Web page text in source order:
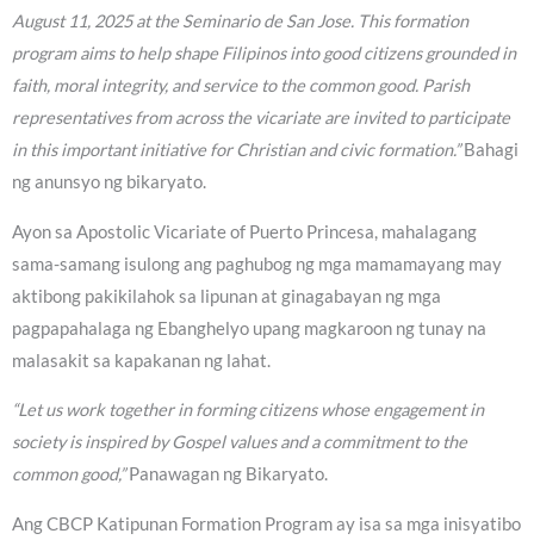
August 11, 2025 at the Seminario de San Jose. This formation
program aims to help shape Filipinos into good citizens grounded in
faith, moral integrity, and service to the common good. Parish
representatives from across the vicariate are invited to participate
in this important initiative for Christian and civic formation.”Bahagi
ng anunsyo ng bikaryato.
Ayon sa Apostolic Vicariate of Puerto Princesa, mahalagang
sama-samang isulong ang paghubog ng mga mamamayang may
aktibong pakikilahok sa lipunan at ginagabayan ng mga
pagpapahalaga ng Ebanghelyo upang magkaroon ng tunay na
malasakit sa kapakanan ng lahat.
“Let us work together in forming citizens whose engagement in
society is inspired by Gospel values and a commitment to the
common good,”Panawagan ng Bikaryato.
Ang CBCP Katipunan Formation Program ay isa sa mga inisyatibo